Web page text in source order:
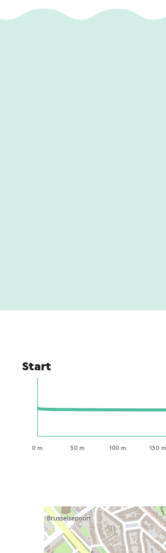
Start